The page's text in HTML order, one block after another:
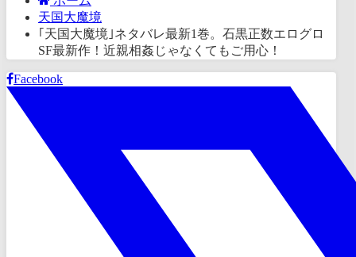
天国大魔境
｢天国大魔境｣ネタバレ最新1巻。石黒正数エログロ
SF最新作！近親相姦じゃなくてもご用心！
Facebook